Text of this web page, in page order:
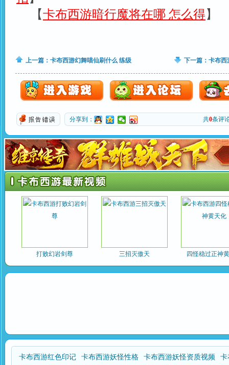
【卡布西游暗行魔将在哪 怎么得】
上一篇： 卡布西游幻舞喵仙刷什么 练级 下一篇： 卡布西
分享到： 共0条评
打败幻岩剑尊 三招灭傲天 四怪稳过正神
卡布西游红色印记 卡布西游妖怪性格 卡布西游妖怪资质视频
卡